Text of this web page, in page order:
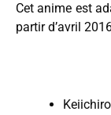
Cet anime est
partir d’avril